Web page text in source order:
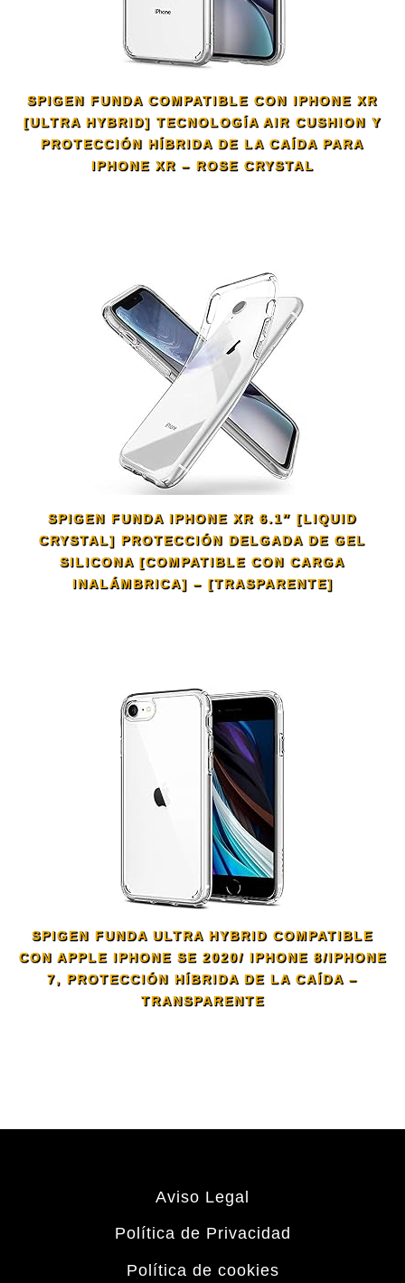
SPIGEN FUNDA COMPATIBLE CON IPHONE XR
[ULTRA HYBRID] TECNOLOGÍA AIR CUSHION Y
PROTECCIÓN HÍBRIDA DE LA CAÍDA PARA
IPHONE XR – ROSE CRYSTAL
SPIGEN FUNDA IPHONE XR 6.1″ [LIQUID
CRYSTAL] PROTECCIÓN DELGADA DE GEL
SILICONA [COMPATIBLE CON CARGA
INALÁMBRICA] – [TRASPARENTE]
SPIGEN FUNDA ULTRA HYBRID COMPATIBLE
CON APPLE IPHONE SE 2020/ IPHONE 8/IPHONE
7, PROTECCIÓN HÍBRIDA DE LA CAÍDA –
TRANSPARENTE
Aviso Legal
Política de Privacidad
Política de cookies